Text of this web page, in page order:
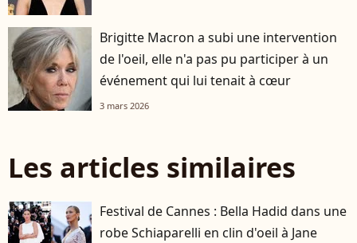
Brigitte Macron a subi une intervention
de l'oeil, elle n'a pas pu participer à un
événement qui lui tenait à cœur
3 mars 2026
Les articles similaires
Festival de Cannes : Bella Hadid dans une
robe Schiaparelli en clin d'oeil à Jane